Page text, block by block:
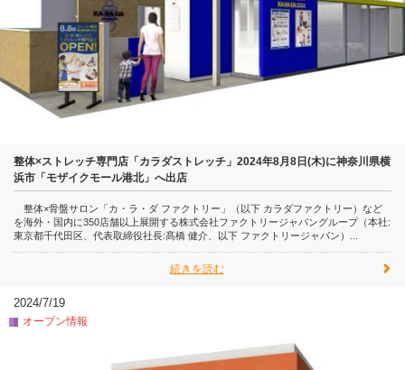
整体×ストレッチ専門店「カラダストレッチ」2024年8月8日(木)に神奈川県横
浜市「モザイクモール港北」へ出店
整体×骨盤サロン「カ・ラ・ダ ファクトリー」（以下 カラダファクトリー）など
を海外・国内に350店舗以上展開する株式会社ファクトリージャパングループ（本社:
東京都千代田区、代表取締役社長:髙橋 健介、以下 ファクトリージャパン）...
続きを読む
2024/7/19
オープン情報